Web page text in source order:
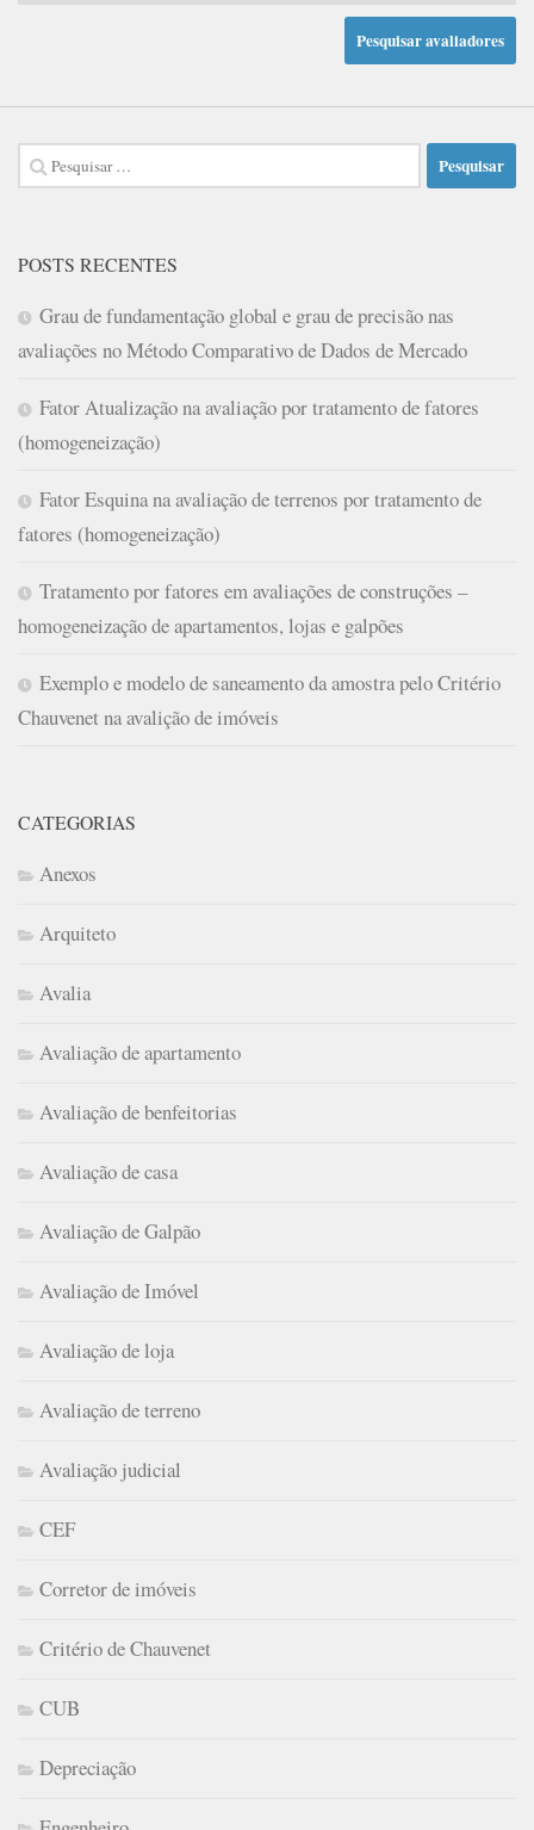
Pesquisar
por:
POSTS RECENTES
Grau de fundamentação global e grau de precisão nas
avaliações no Método Comparativo de Dados de Mercado
Fator Atualização na avaliação por tratamento de fatores
(homogeneização)
Fator Esquina na avaliação de terrenos por tratamento de
fatores (homogeneização)
Tratamento por fatores em avaliações de construções –
homogeneização de apartamentos, lojas e galpões
Exemplo e modelo de saneamento da amostra pelo Critério
Chauvenet na avalição de imóveis
CATEGORIAS
Anexos
Arquiteto
Avalia
Avaliação de apartamento
Avaliação de benfeitorias
Avaliação de casa
Avaliação de Galpão
Avaliação de Imóvel
Avaliação de loja
Avaliação de terreno
Avaliação judicial
CEF
Corretor de imóveis
Critério de Chauvenet
CUB
Depreciação